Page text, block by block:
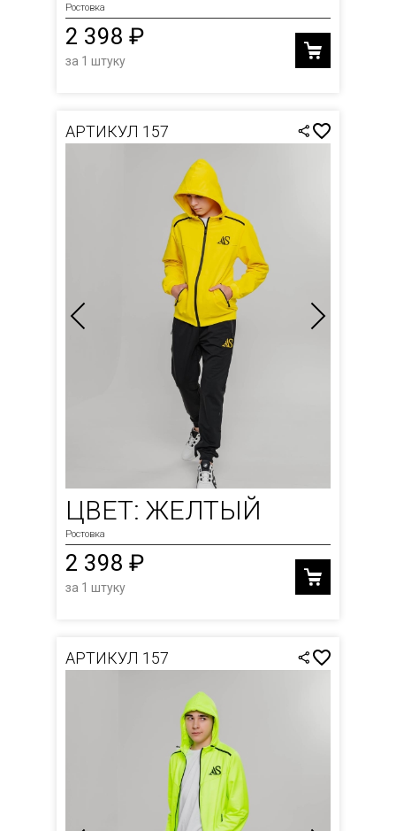
Ростовка
2 398 ₽
за 1 штуку
АРТИКУЛ 157
ЦВЕТ: ЖЕЛТЫЙ
Ростовка
2 398 ₽
за 1 штуку
АРТИКУЛ 157